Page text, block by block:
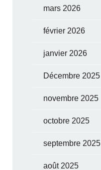
mars 2026
février 2026
janvier 2026
Décembre 2025
novembre 2025
octobre 2025
septembre 2025
août 2025